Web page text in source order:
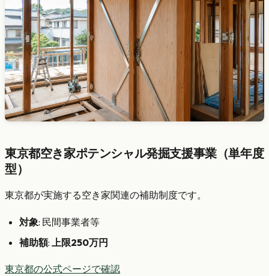
東京都空き家ポテンシャル発掘支援事業（単年度
型）
東京都が実施する空き家関連の補助制度です。
対象: 民間事業者等
補助額: 上限250万円
東京都の公式ページで確認